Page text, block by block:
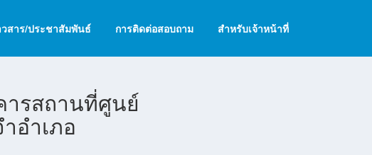
สาร/ประชาสัมพันธ์ การติดต่อสอบถาม สำหรับเจ้าหน้าที่
ารสถานที่ศูนย์
อำเภอ